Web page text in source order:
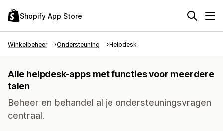
Shopify App Store
Winkelbeheer Ondersteuning Helpdesk
Alle helpdesk-apps met functies voor meerdere
talen
Beheer en behandel al je ondersteuningsvragen
centraal.